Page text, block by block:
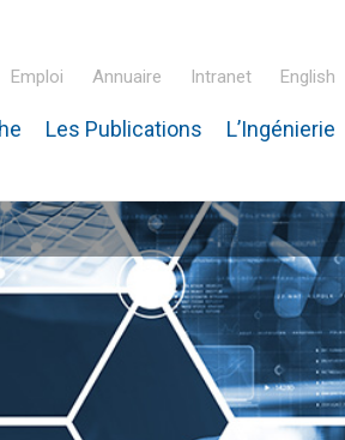
Emploi Annuaire Intranet English
Les Publications L’Ingénierie